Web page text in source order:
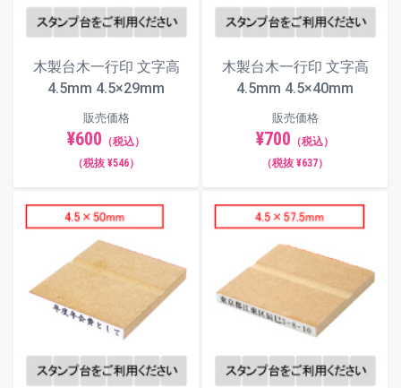
木製台木一行印 文字高
4.5mm 4.5×29mm
販売価格
¥600 （税込）
（税抜 ¥546）
木製台木一行印 文字高
4.5mm 4.5×40mm
販売価格
¥700 （税込）
（税抜 ¥637）